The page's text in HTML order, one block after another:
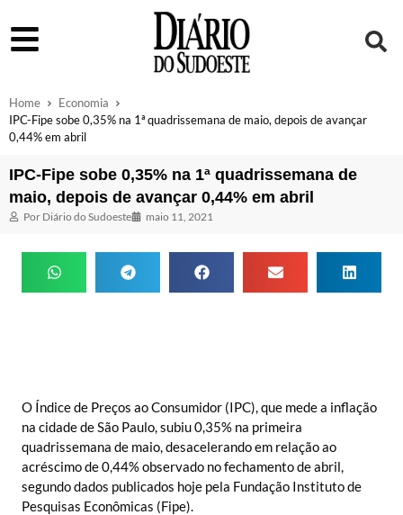
Home
Economia
IPC-Fipe sobe 0,35% na 1ª quadrissemana de maio, depois de avançar
0,44% em abril
IPC-Fipe sobe 0,35% na 1ª quadrissemana de
maio, depois de avançar 0,44% em abril
Por Diário do Sudoeste maio 11, 2021
O Índice de Preços ao Consumidor (IPC), que mede a inflação
na cidade de São Paulo, subiu 0,35% na primeira
quadrissemana de maio, desacelerando em relação ao
acréscimo de 0,44% observado no fechamento de abril,
segundo dados publicados hoje pela Fundação Instituto de
Pesquisas Econômicas (Fipe).